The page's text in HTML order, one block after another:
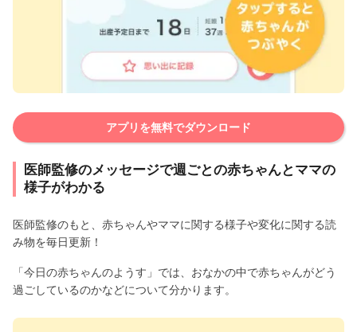
アプリを無料でダウンロード
医師監修のメッセージで週ごとの赤ちゃんとママの
様子がわかる
医師監修のもと、赤ちゃんやママに関する様子や変化に関する読
み物を毎日更新！
「今日の赤ちゃんのようす」では、おなかの中で赤ちゃんがどう
過ごしているのかなどについて分かります。